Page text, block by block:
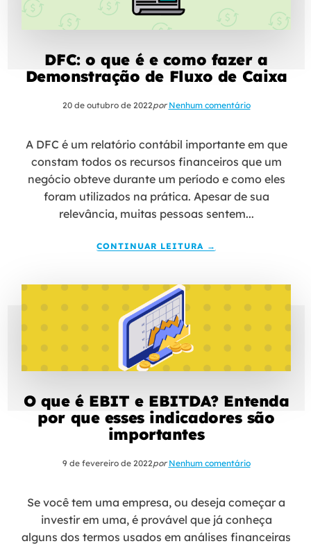
DFC: o que é e como fazer a
Demonstração de Fluxo de Caixa
20 de outubro de 2022por Nenhum comentário
A DFC é um relatório contábil importante em que
constam todos os recursos financeiros que um
negócio obteve durante um período e como eles
foram utilizados na prática. Apesar de sua
relevância, muitas pessoas sentem...
CONTINUAR LEITURA →
O que é EBIT e EBITDA? Entenda
por que esses indicadores são
importantes
9 de fevereiro de 2022por Nenhum comentário
Se você tem uma empresa, ou deseja começar a
investir em uma, é provável que já conheça
alguns dos termos usados em análises financeiras